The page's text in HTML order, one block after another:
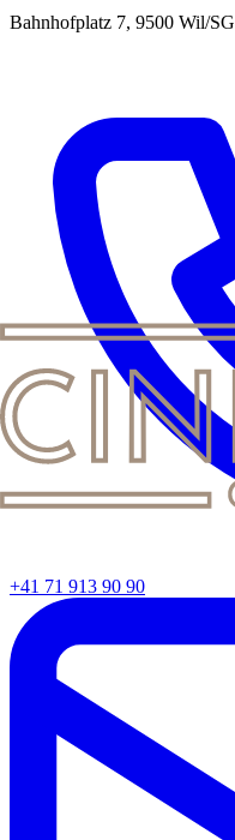
Bahnhofplatz 7, 9500 Wil/SG
+41 71 913 90 90